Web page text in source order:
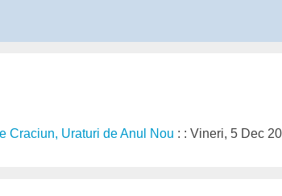
Craciun, Uraturi de Anul Nou : : Vineri, 5 Dec